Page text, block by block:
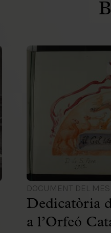
DOCUMENT DEL MES
Dedicatòria
a l’Orfeó